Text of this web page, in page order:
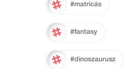
#matricás
#fantasy
#dinoszaurusz